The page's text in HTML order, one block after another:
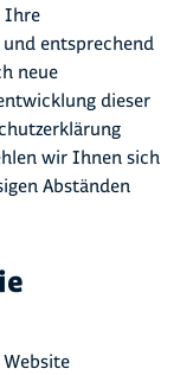
Ihre
entsprechend
neue
dieser
wir Ihnen sich
Abständen